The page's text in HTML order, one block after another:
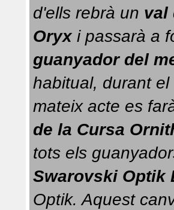
d'ells rebrà un val
Oryx i passarà a
guanyador del
habitual, durant el
mateix acte es
de la Cursa
tots els
Swarovski Optik
Optik. Aquest